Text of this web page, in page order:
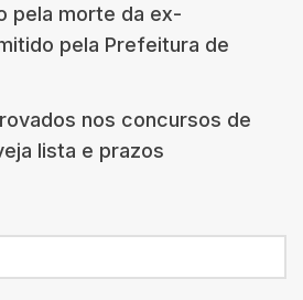
pela morte da ex-
pela Prefeitura de
nos concursos de
lista e prazos